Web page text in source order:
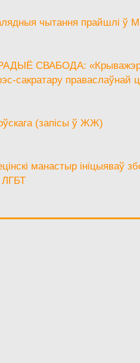
чытання прайшлі ў
СВАБОДА:
сакратару праваслаўнай
(запісы ў ЖЖ)
манастыр ініцыяваў
ЛГБТ